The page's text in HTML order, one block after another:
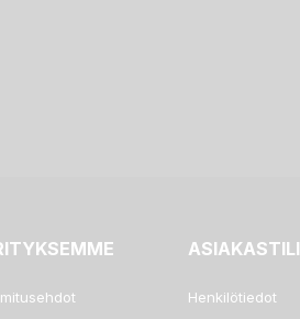
ASIAKASTILI
Henkilötiedot